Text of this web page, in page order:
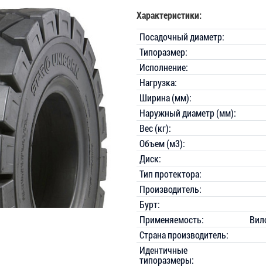
Характеристики:
Посадочный диаметр:
Типоразмер:
Исполнение:
Нагрузка:
Ширина (мм):
Наружный диаметр (мм):
Вес (кг):
Объем (м3):
Диск:
Тип протектора:
Производитель:
Бурт:
Применяемость:
Страна производитель:
Идентичные
типоразмеры: